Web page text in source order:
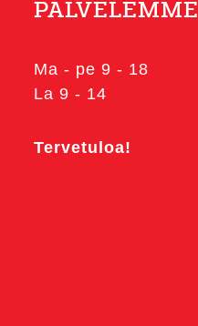
tuotteen
PALVELEMME
Ma - pe 9 - 18
La 9 - 14
Tervetuloa!